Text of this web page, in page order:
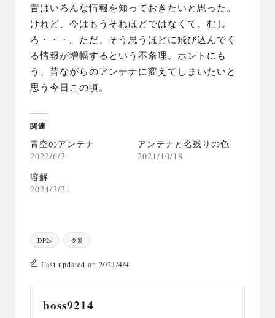
昔はいろんな情報を知っておきたいと思った。
けれど、今はもうそれほどではなくて、むし
ろ・・・。ただ、そう思うほどに飛び込んでく
る情報が増幅するという不条理。ホントにも
う、昔ながらのアンテナに変えてしまいたいと
思う今日この頃。
関連
青空のアンテナ
2022/6/3
アンテナと名残りの色
2021/10/18
溶解
2024/3/31
Tags:
DP2s 夕景
Last updated on 2021/4/4
boss9214